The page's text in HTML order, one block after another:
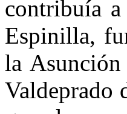
contribuía
Espinilla,
la
Valdeprado